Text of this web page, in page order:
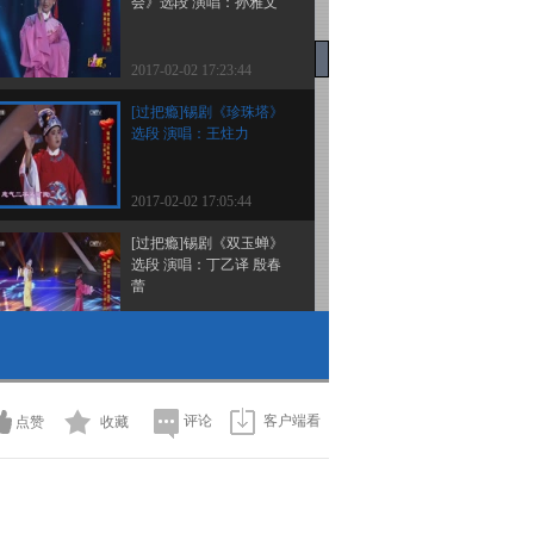
2017-02-02 17:23:44
[过把瘾]锡剧《珍珠塔》
选段 演唱：王炷力
2017-02-02 17:05:44
[过把瘾]锡剧《双玉蝉》
选段 演唱：丁乙译 殷春
蕾
2017-02-01 18:31:45
点赞 收藏 评论 客户端看